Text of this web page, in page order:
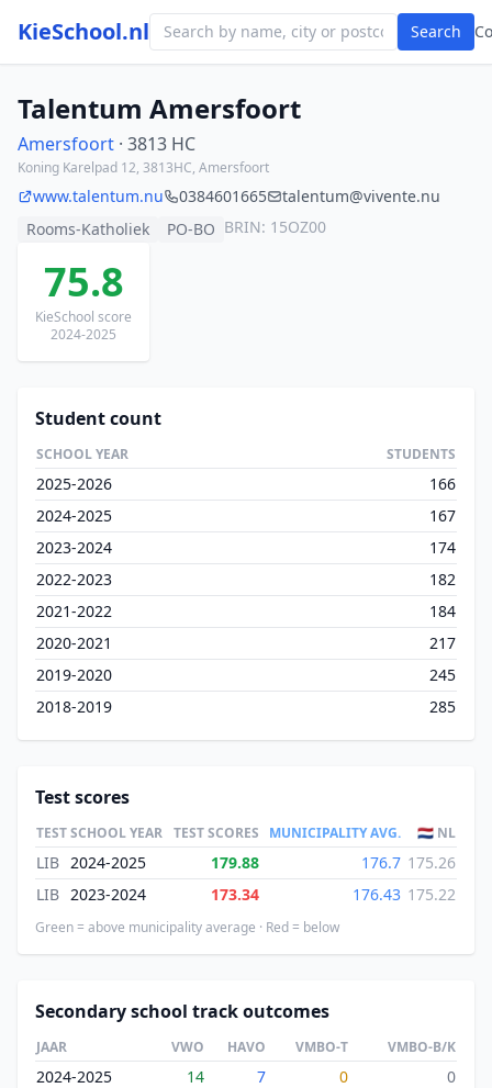
KieSchool.nl Search
Talentum Amersfoort
Amersfoort · 3813 HC
Koning Karelpad 12, 3813HC, Amersfoort
www.talentum.nu 0384601665
talentum@vivente.nu
Rooms-Katholiek
PO-BO BRIN: 15OZ00
75.8
KieSchool score
2024-2025
Student count
SCHOOL YEAR STUDENTS
2025-2026
166
2024-2025
167
2023-2024
174
2022-2023
182
2021-2022
184
2020-2021
217
2019-2020
245
2018-2019
285
Test scores
TESTSCHOOL YEAR TEST SCORES MUNICIPALITY AVG. 🇳🇱 NL
LIB 2024-2025 179.88 176.7 175.26
LIB 2023-2024 173.34 176.43 175.22
Green = above municipality average · Red = below
Secondary school track outcomes
JAAR VWO HAVO VMBO-T VMBO-B/K
2024-2025 14 7 0
0